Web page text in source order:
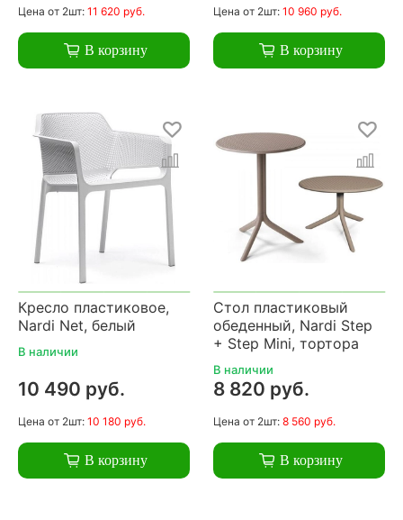
Цена от 2шт: 11 620 руб.
В корзину
Цена от 2шт: 10 960 руб.
В корзину
Кресло пластиковое,
Nardi Net, белый
В наличии
10 490 руб.
Цена от 2шт: 10 180 руб.
В корзину
Стол пластиковый
обеденный, Nardi Step
+ Step Mini, тортора
В наличии
8 820 руб.
Цена от 2шт: 8 560 руб.
В корзину